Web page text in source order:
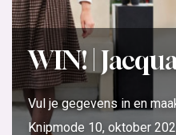
WIN! |
Vul je gegevens in en
Knipmode 10, oktober